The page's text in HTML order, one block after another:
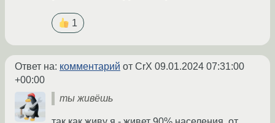
1
Ответ на: комментарий от CrX 09.01.2024 07:31:00
+00:00
ты живёшь